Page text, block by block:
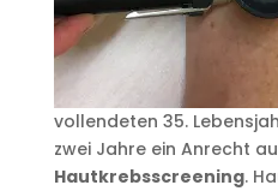
vollendeten 35.
zwei Jahre ein Anrecht
Hautkrebsscreening.